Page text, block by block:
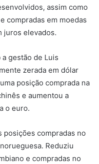
assim como
compradas em moedas
juros elevados.
gestão de Luis
zerada em dólar
posição comprada na
e aumentou a
o euro.
posições compradas no
Reduziu
e compradas no